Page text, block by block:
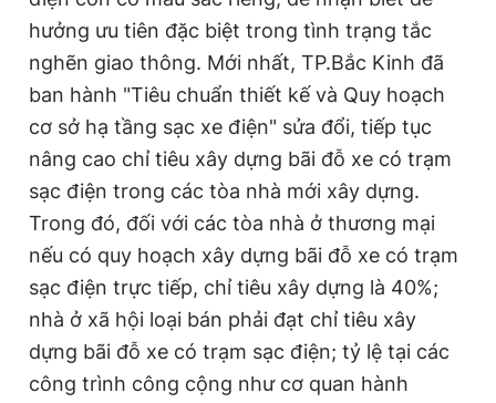
hưởng ưu tiên đặc biệt trong tình trạng tắc
nghẽn giao thông. Mới nhất, TP.Bắc Kinh đã
ban hành "Tiêu chuẩn thiết kế và Quy hoạch
cơ sở hạ tầng sạc xe điện" sửa đổi, tiếp tục
nâng cao chỉ tiêu xây dựng bãi đỗ xe có trạm
sạc điện trong các tòa nhà mới xây dựng.
Trong đó, đối với các tòa nhà ở thương mại
nếu có quy hoạch xây dựng bãi đỗ xe có trạm
sạc điện trực tiếp, chỉ tiêu xây dựng là 40%;
nhà ở xã hội loại bán phải đạt chỉ tiêu xây
dựng bãi đỗ xe có trạm sạc điện; tỷ lệ tại các
công trình công cộng như cơ quan hành